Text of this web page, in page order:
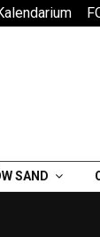
SAND